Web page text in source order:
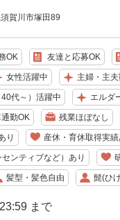
賀川市塚田89
OK 友達と応募OK
女性活躍中 主婦・主夫
40代～）活躍中 エルダ
勤OK 残業ほぼなし
り 産休・育休取得実績
ンティブなど）あり
髪型・髪色自由 髭(ひ
まで